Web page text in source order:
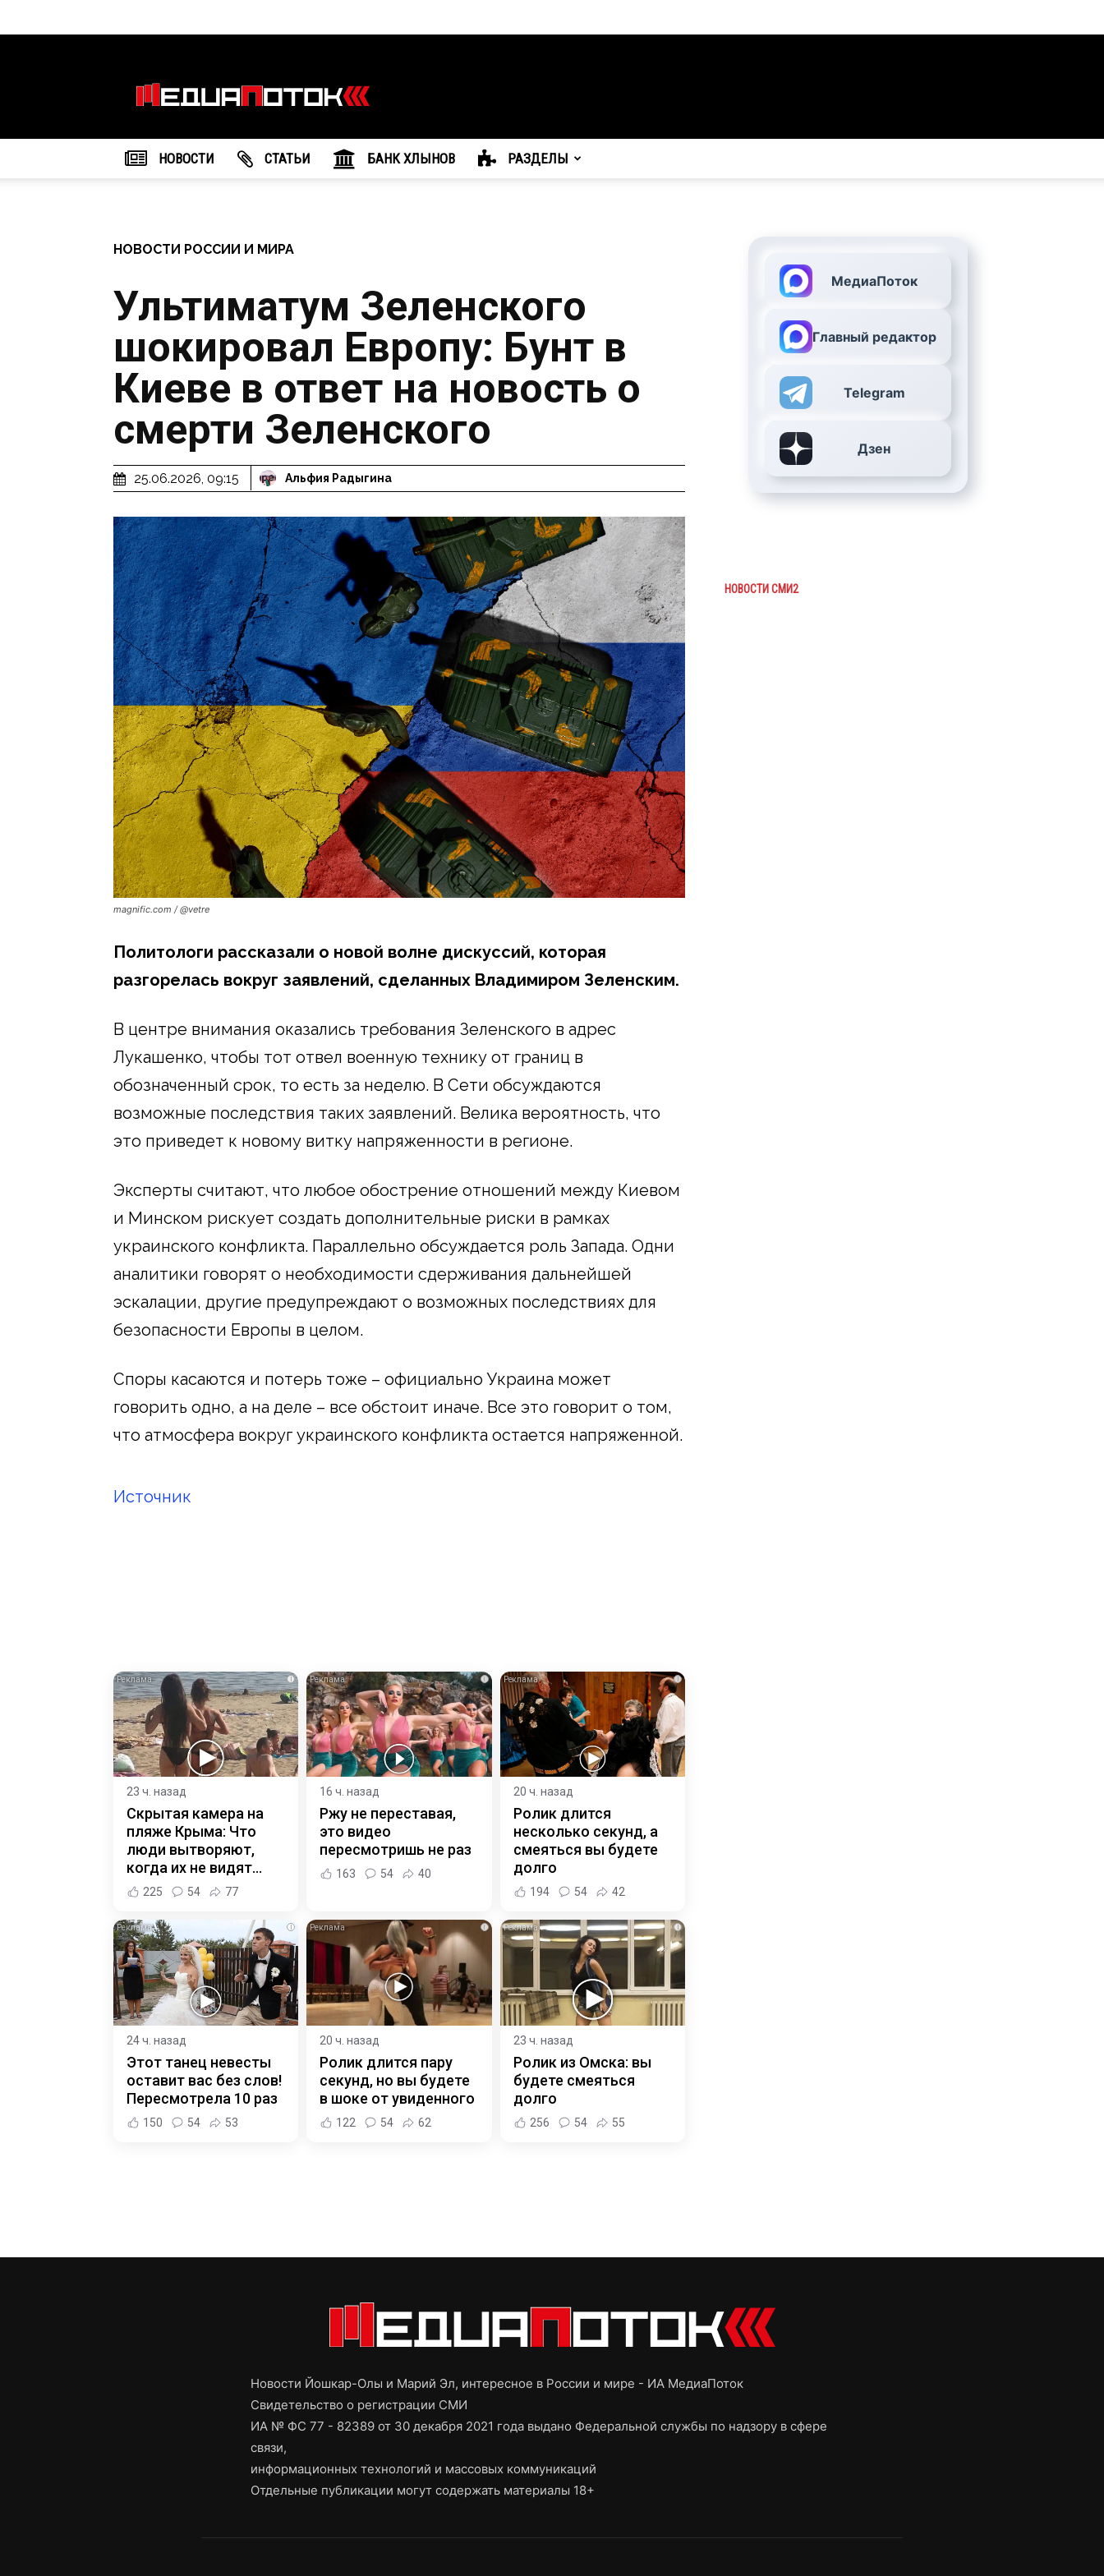
агентство
"МедиаПоток"
НОВОСТИ CТАТЬИ БАНК ХЛЫНОВ РАЗДЕЛЫ
НОВОСТИ РОССИИ И МИРА
Ультиматум Зеленского
шокировал Европу: Бунт в
Киеве в ответ на новость о
смерти Зеленского
25.06.2026, 09:15 Альфия Радыгина
magnific.com / @vetre
Политологи рассказали о новой волне дискуссий, которая
разгорелась вокруг заявлений, сделанных Владимиром Зеленским.
В центре внимания оказались требования Зеленского в адрес
Лукашенко, чтобы тот отвел военную технику от границ в
обозначенный срок, то есть за неделю. В Сети обсуждаются
возможные последствия таких заявлений. Велика вероятность, что
это приведет к новому витку напряженности в регионе.
Эксперты считают, что любое обострение отношений между Киевом
и Минском рискует создать дополнительные риски в рамках
украинского конфликта. Параллельно обсуждается роль Запада. Одни
аналитики говорят о необходимости сдерживания дальнейшей
эскалации, другие предупреждают о возможных последствиях для
безопасности Европы в целом.
Споры касаются и потерь тоже – официально Украина может
говорить одно, а на деле – все обстоит иначе. Все это говорит о том,
что атмосфера вокруг украинского конфликта остается напряженной.
Источник
i
23 ч. назад
Скрытая камера на
пляже Крыма: Что
люди вытворяют,
когда их не видят...
225 54 77
i
16 ч. назад
Ржу не переставая,
это видео
пересмотришь не раз
163 54 40
i
20 ч. назад
Ролик длится
несколько секунд, а
смеяться вы будете
долго
194 54 42
i
24 ч. назад
Этот танец невесты
оставит вас без слов!
Пересмотрела 10 раз
150 54 53
i
20 ч. назад
Ролик длится пару
секунд, но вы будете
в шоке от увиденного
122 54 62
i
23 ч. назад
Ролик из Омска: вы
будете смеяться
долго
256 54 55
МедиаПоток
Главный редактор
Telegram
Дзен
НОВОСТИ СМИ2
Новости Йошкар-Олы и Марий Эл, интересное в России и мире - ИА МедиаПоток
Свидетельство о регистрации СМИ
ИА № ФС 77 - 82389 от 30 декабря 2021 года выдано Федеральной службы по надзору в сфере
связи,
информационных технологий и массовых коммуникаций
Отдельные публикации могут содержать материалы 18+